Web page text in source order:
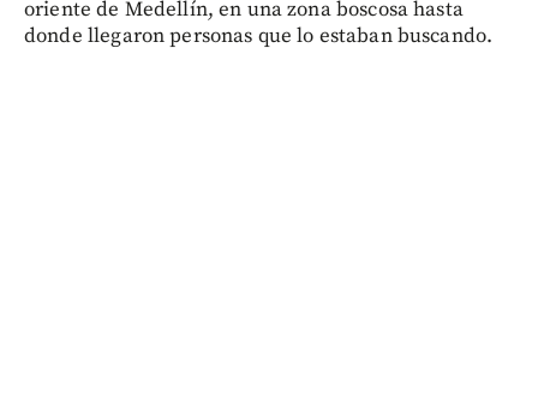
oriente de Medellín, en una zona boscosa hasta
donde llegaron personas que lo estaban buscando.